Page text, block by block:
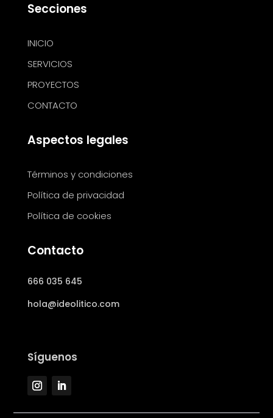
Secciones
INICIO
SERVICIOS
PROYECTOS
CONTACTO
Aspectos legales
Términos y condiciones
Política de privacidad
Política de cookies
Contacto
666 035 645
hola@ideolitico.com
Síguenos